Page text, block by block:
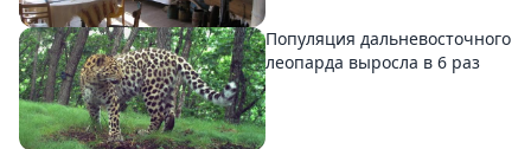
Популяция дальневосточного
леопарда выросла в 6 раз